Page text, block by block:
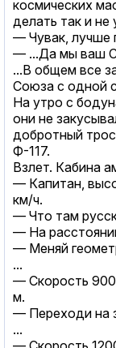
космических
делать так и не
— Чувак, лучше
— ...Да мы ваш
...В общем все
Союза с одной
На утро с
они не
добротный трос
Ф-117.
Взлет. Кабина
— Капитан,
км/ч.
— Что там
— На
— Меняй
...
— Скорость 900
м.
— Переходи на
...